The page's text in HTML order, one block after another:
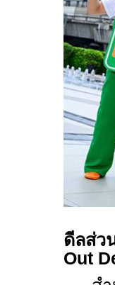
ดีลส่
Out